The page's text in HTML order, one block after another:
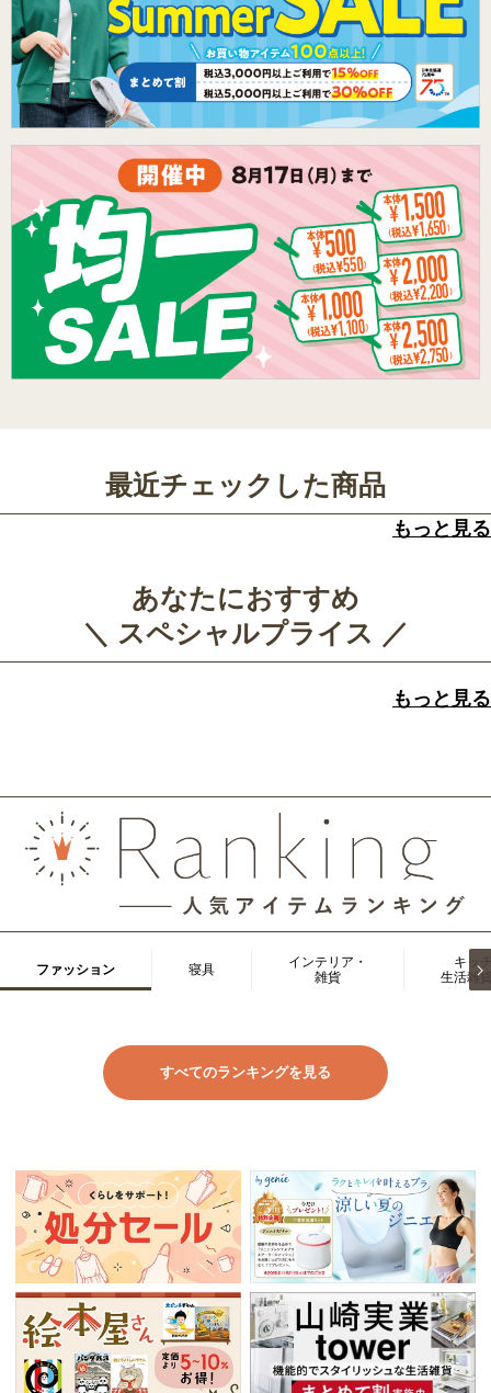
最近チェックした商品
もっと見る
あなたにおすすめ
＼ スペシャルプライス ／
もっと見る
ファッション 寝具
インテリア・
雑貨
キッ
生活雑
すべてのランキングを見る